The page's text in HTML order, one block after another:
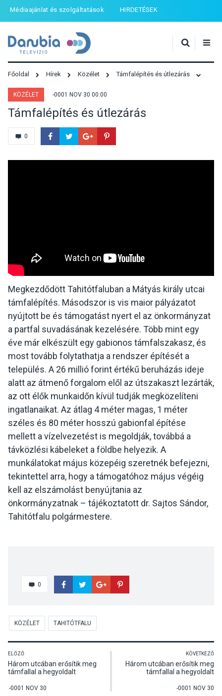
Médiaajánlat és szolgáltatások HIRDETÉSEK
Főoldal Hírek Közélet Támfalépítés és útlezárás
KÖZÉLET -0001 NOV 30 00:00
Támfalépítés és útlezárás
0
Megkezdődött Tahitótfaluban a Mátyás király utcai
támfalépítés. Másodszor is vis maior pályázatot
nyújtott be és támogatást nyert el az önkormányzat
a partfal suvadásának kezelésére. Több mint egy
éve már elkészült egy gabionos támfalszakasz, és
most tovább folytathatja a rendszer építését a
település. A 26 millió forint értékű beruházás ideje
alatt az átmenő forgalom elől az útszakaszt lezárták,
az ott élők munkaidőn kívül tudják megközelíteni
ingatlanaikat. Az átlag 4 méter magas, 1 méter
széles és 80 méter hosszú gabionfal építése
mellett a vízelvezetést is megoldják, továbbá a
távközlési kábeleket a földbe helyezik. A
munkálatokat május közepéig szeretnék befejezni,
tekintettel arra, hogy a támogatóhoz május végéig
kell az elszámolást benyújtania az
önkormányzatnak – tájékoztatott dr. Sajtos Sándor,
Tahitótfalu polgármestere.
0
KÖZÉLET TAHITÓTFALU
ELŐZŐ
Három utcában erősítik meg
támfallal a hegyoldalt
-0001 NOV 30
KÖVETKEZŐ
Három utcában erősítik meg
támfallal a hegyoldalt
-0001 NOV 30